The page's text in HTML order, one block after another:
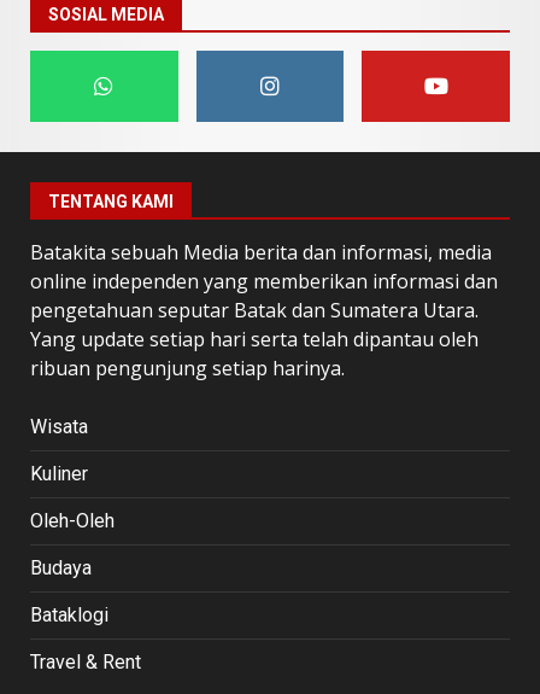
SOSIAL MEDIA
TENTANG KAMI
Batakita sebuah Media berita dan informasi, media
online independen yang memberikan informasi dan
pengetahuan seputar Batak dan Sumatera Utara.
Yang update setiap hari serta telah dipantau oleh
ribuan pengunjung setiap harinya.
Wisata
Kuliner
Oleh-Oleh
Budaya
Bataklogi
Travel & Rent